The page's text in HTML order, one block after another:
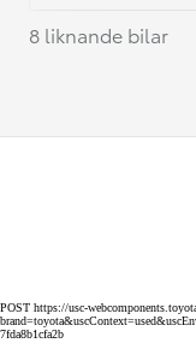
8 liknande bilar
POST https://usc-
7fda8b1cfa2b